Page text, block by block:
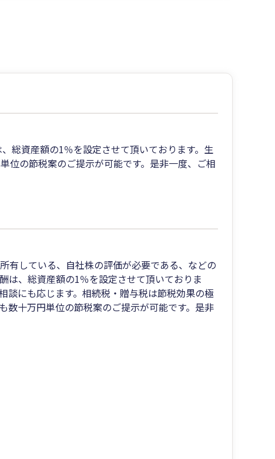
総資産額の1％を設定させて頂いております。生
位の節税案のご提示が可能です。是非一度、ご相
有している、自社株の評価が必要である、などの
は、総資産額の1％を設定させて頂いておりま
談にも応じます。相続税・贈与税は節税効果の極
数十万円単位の節税案のご提示が可能です。是非